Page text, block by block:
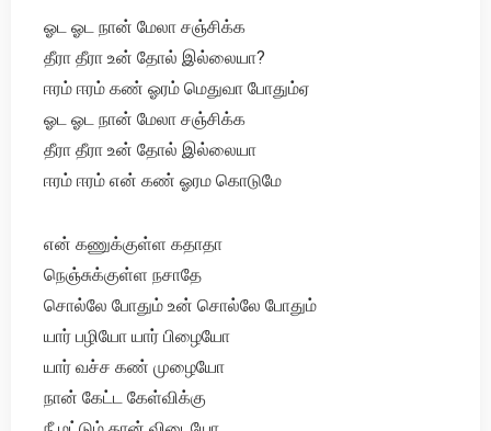
ஓட ஓட நான் மேலா சஞ்சிக்க
தீரா தீரா உன் தோல் இல்லையா?
ஈரம் ஈரம் கண் ஓரம் மெதுவா போதும்‌ஏ
ஓட ஓட நான் மேலா சஞ்சிக்க
தீரா தீரா உன் தோல் இல்லையா
ஈரம் ஈரம் என் கண் ஓரம கொடுமே
என் கணுக்குள்ள கதாதா
நெஞ்சுக்குள்ள நசாதே
சொல்லே போதும் உன் சொல்லே போதும்
யார் பழியோ யார் பிழையோ
யார் வச்ச கண் முழையோ
நான் கேட்ட கேள்விக்கு